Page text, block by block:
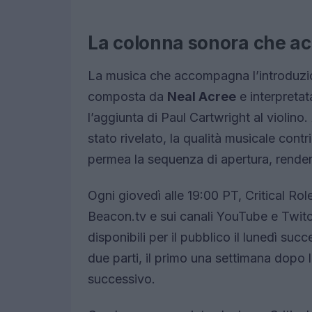
La colonna sonora che
La musica che accompagna
composta da Neal Acree e
l’aggiunta di Paul Cartwright al
stato rivelato, la qualità musicale
permea la sequenza di apertura,
Ogni giovedì alle 19:00 PT, Critical
Beacon.tv e sui canali YouTube e
disponibili per il pubblico il lunedì
due parti, il primo una settimana dopo
successivo.